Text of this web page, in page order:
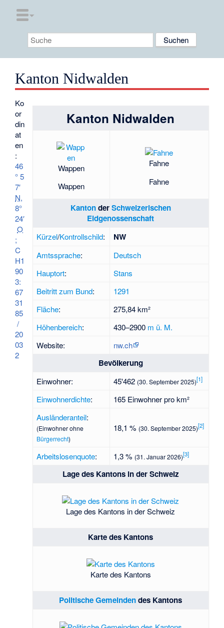
Kanton Nidwalden
Kanton Nidwalden
Wappen
Wappen
Fahne
Fahne
KantonderSchweizerischen
Eidgenossenschaft
Kürzel/Kontrollschild: NW
Amtssprache:
Deutsch
Hauptort:
Stans
Beitritt zum Bund:
1291
Fläche:
275,84 km²
Höhenbereich: 430–2900 m ü. M.
Website:
nw.ch
Bevölkerung
Einwohner: 45'462 (30. September 2025)[1]
Einwohnerdichte:
165 Einwohner pro km²
Ausländeranteil:
(Einwohner ohne
Bürgerrecht)
18,1 % (30. September 2025)[2]
Arbeitslosenquote: 1,3 % (31. Januar 2026)[3]
Lage des Kantons in der Schweiz
Lage des Kantons in der Schweiz
Karte des Kantons
Karte des Kantons
Politische Gemeindendes Kantons
Ko
or
din
at
en
:
46
° 5
7′
N,
8°
24′
O
;
C
H1
90
3:
67
31
85
/
20
03
2